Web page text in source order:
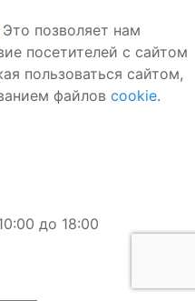
Это позволяет нам
посетителей с сайтом
пользоваться сайтом,
файлов cookie.
до 18:00